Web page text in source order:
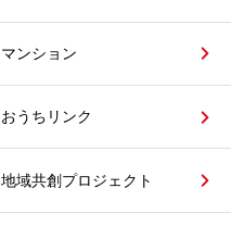
マンション
おうちリンク
地域共創プロジェクト